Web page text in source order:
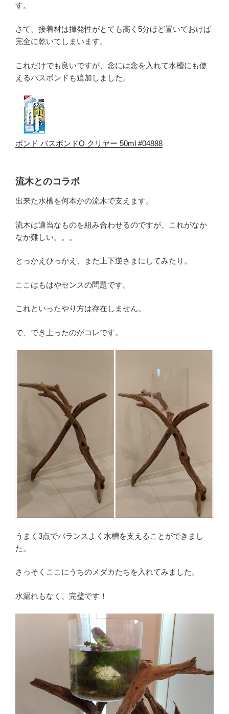
す。
さて、接着材は揮発性がとても高く5分ほど置いておけば
完全に乾いてしまいます。
これだけでも良いですが、念には念を入れて水槽にも使
えるバスボンドも追加しました。
ボンド バスボンドQ クリヤー 50ml #04888
流木とのコラボ
出来た水槽を何本かの流木で支えます。
流木は適当なものを組み合わせるのですが、これがなか
なか難しい。。。
とっかえひっかえ、また上下逆さまにしてみたり。
ここはもはやセンスの問題です。
これといったやり方は存在しません。
で、でき上ったのがコレです。
うまく3点でバランスよく水槽を支えることができまし
た。
さっそくここにうちのメダカたちを入れてみました。
水漏れもなく、完璧です！